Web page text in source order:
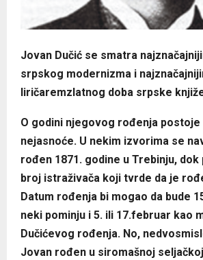
Jovan Dučić se smatra
srpskog modernizma i
liričaremzlatnog doba srpske
O godini njegovog rođenja
nejasnoće. U nekim izvorima se
rođen 1871. godine u Trebinju,
broj istraživača koji tvrde da je
Datum rođenja bi mogao da bude
neki pominju i 5. ili 17.februar kao
Dučićevog rođenja. No,
Jovan rođen u siromašnoj